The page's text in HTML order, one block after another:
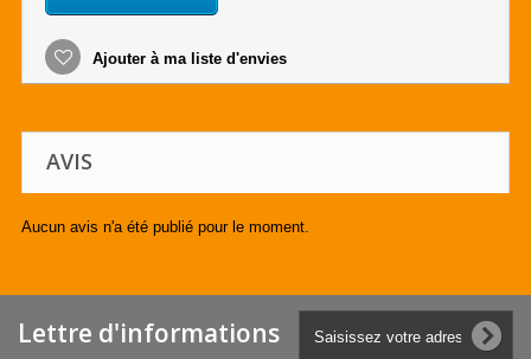
Ajouter à ma liste d'envies
AVIS
Aucun avis n'a été publié pour le moment.
Lettre d'informations